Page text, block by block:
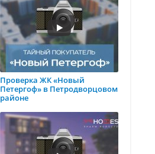
Проверка ЖК «Новый
Петергоф» в Петродворцовом
районе